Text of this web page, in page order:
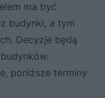
ma być
budynki, a tym
Decyzje będą
poniższe terminy